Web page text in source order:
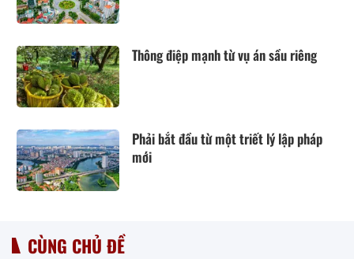
Thông điệp mạnh từ vụ án sầu riêng
Phải bắt đầu từ một triết lý lập pháp
mới
CÙNG CHỦ ĐỀ